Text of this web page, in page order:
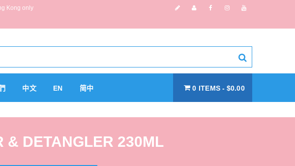
Kong only
中文 EN 简中 0 ITEMS $0.00
& DETANGLER 230ML